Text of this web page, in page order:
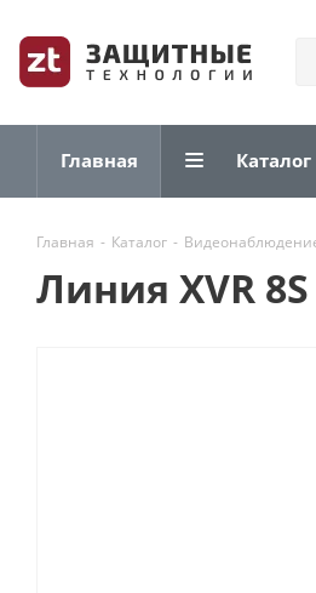
Главная Каталог
Главная - Каталог -
Линия XVR